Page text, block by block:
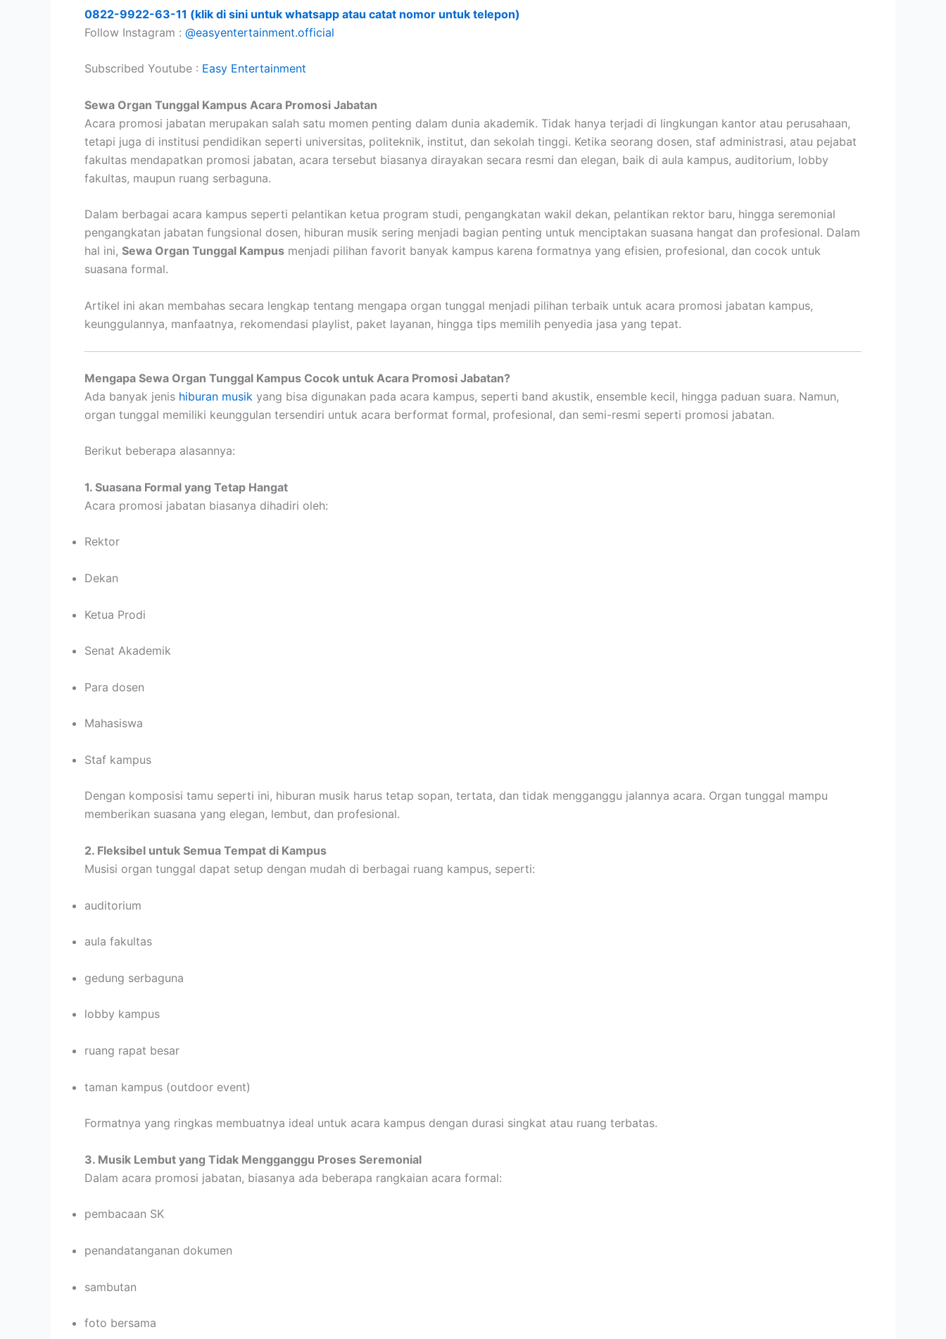
0822-9922-63-11 (klik di sini untuk whatsapp atau catat nomor untuk telepon)
Follow Instagram : @easyentertainment.official
Subscribed Youtube : Easy Entertainment
Sewa Organ Tunggal Kampus Acara Promosi Jabatan
Acara promosi jabatan merupakan salah satu momen penting dalam dunia akademik. Tidak hanya terjadi di lingkungan kantor atau perusahaan,
tetapi juga di institusi pendidikan seperti universitas, politeknik, institut, dan sekolah tinggi. Ketika seorang dosen, staf administrasi, atau pejabat
fakultas mendapatkan promosi jabatan, acara tersebut biasanya dirayakan secara resmi dan elegan, baik di aula kampus, auditorium, lobby
fakultas, maupun ruang serbaguna.
Dalam berbagai acara kampus seperti pelantikan ketua program studi, pengangkatan wakil dekan, pelantikan rektor baru, hingga seremonial
pengangkatan jabatan fungsional dosen, hiburan musik sering menjadi bagian penting untuk menciptakan suasana hangat dan profesional. Dalam
hal ini, Sewa Organ Tunggal Kampus menjadi pilihan favorit banyak kampus karena formatnya yang efisien, profesional, dan cocok untuk
suasana formal.
Artikel ini akan membahas secara lengkap tentang mengapa organ tunggal menjadi pilihan terbaik untuk acara promosi jabatan kampus,
keunggulannya, manfaatnya, rekomendasi playlist, paket layanan, hingga tips memilih penyedia jasa yang tepat.
Mengapa Sewa Organ Tunggal Kampus Cocok untuk Acara Promosi Jabatan?
Ada banyak jenis hiburan musik yang bisa digunakan pada acara kampus, seperti band akustik, ensemble kecil, hingga paduan suara. Namun,
organ tunggal memiliki keunggulan tersendiri untuk acara berformat formal, profesional, dan semi-resmi seperti promosi jabatan.
Berikut beberapa alasannya:
1. Suasana Formal yang Tetap Hangat
Acara promosi jabatan biasanya dihadiri oleh:
Rektor
Dekan
Ketua Prodi
Senat Akademik
Para dosen
Mahasiswa
Staf kampus
Dengan komposisi tamu seperti ini, hiburan musik harus tetap sopan, tertata, dan tidak mengganggu jalannya acara. Organ tunggal mampu
memberikan suasana yang elegan, lembut, dan profesional.
2. Fleksibel untuk Semua Tempat di Kampus
Musisi organ tunggal dapat setup dengan mudah di berbagai ruang kampus, seperti:
auditorium
aula fakultas
gedung serbaguna
lobby kampus
ruang rapat besar
taman kampus (outdoor event)
Formatnya yang ringkas membuatnya ideal untuk acara kampus dengan durasi singkat atau ruang terbatas.
3. Musik Lembut yang Tidak Mengganggu Proses Seremonial
Dalam acara promosi jabatan, biasanya ada beberapa rangkaian acara formal:
pembacaan SK
penandatanganan dokumen
sambutan
foto bersama